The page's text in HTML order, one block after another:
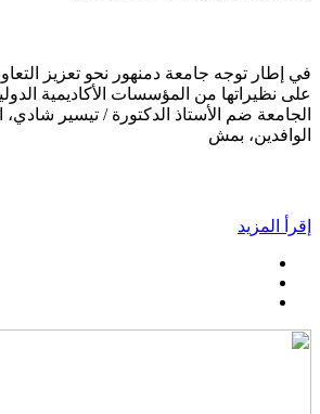
في إطار توجه جامعة دمنهور نحو تعزيز
على نظيراتها من المؤسسات الأكاديمية
الجامعة ضم الأستاذ الدكتورة / تيسير شادي،
الوافدين، بمش
إقرأ المزيد